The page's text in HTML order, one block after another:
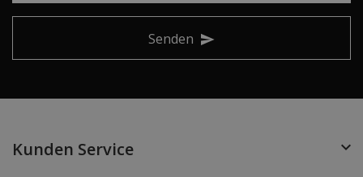
Senden
Kunden Service